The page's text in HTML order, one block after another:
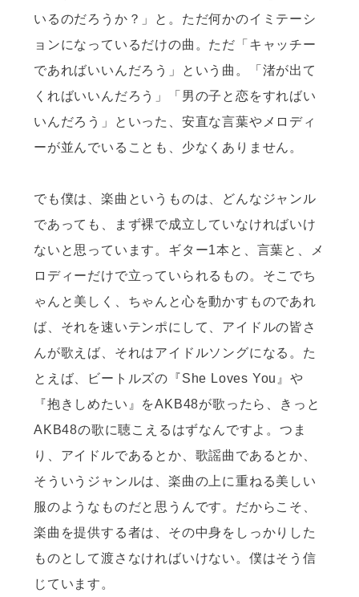
いるのだろうか？」と。ただ何かのイミテーシ
ョンになっているだけの曲。ただ「キャッチー
であればいいんだろう」という曲。「渚が出て
くればいいんだろう」「男の子と恋をすればい
いんだろう」といった、安直な言葉やメロディ
ーが並んでいることも、少なくありません。
でも僕は、楽曲というものは、どんなジャンル
であっても、まず裸で成立していなければいけ
ないと思っています。ギター1本と、言葉と、メ
ロディーだけで立っていられるもの。そこでち
ゃんと美しく、ちゃんと心を動かすものであれ
ば、それを速いテンポにして、アイドルの皆さ
んが歌えば、それはアイドルソングになる。た
とえば、ビートルズの『She Loves You』や
『抱きしめたい』をAKB48が歌ったら、きっと
AKB48の歌に聴こえるはずなんですよ。つま
り、アイドルであるとか、歌謡曲であるとか、
そういうジャンルは、楽曲の上に重ねる美しい
服のようなものだと思うんです。だからこそ、
楽曲を提供する者は、その中身をしっかりした
ものとして渡さなければいけない。僕はそう信
じています。